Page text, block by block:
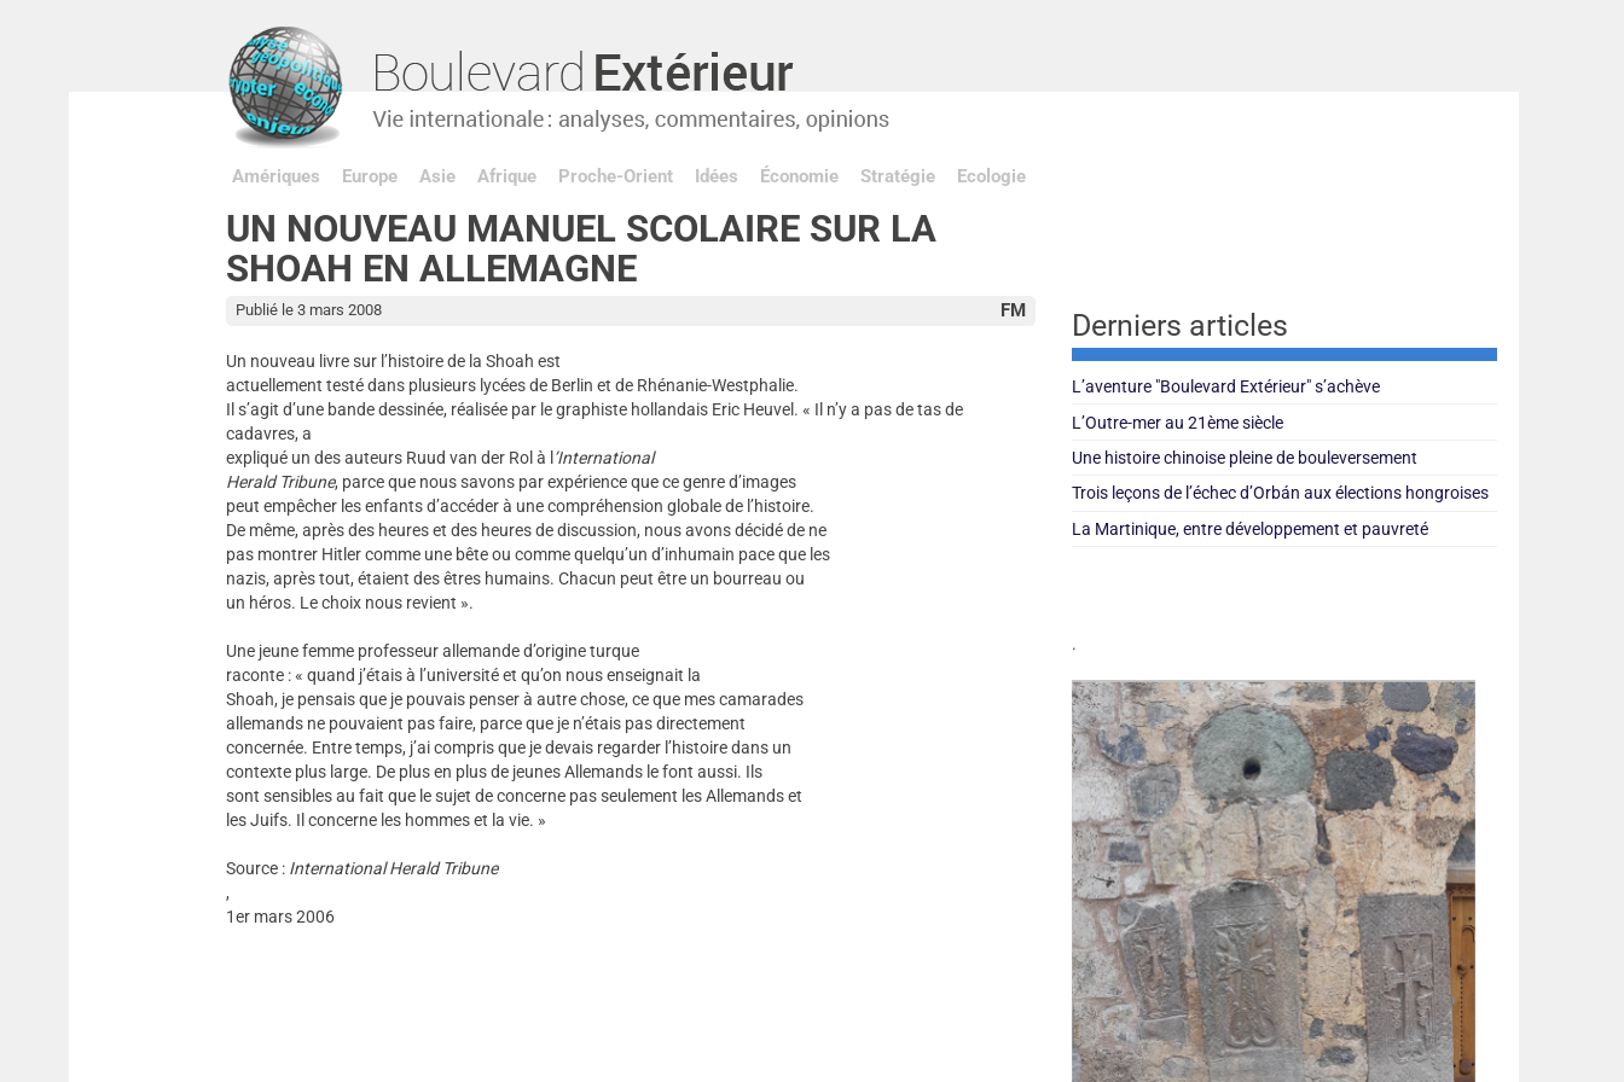
Amériques Europe Asie Afrique Proche-Orient Idées Économie Stratégie Ecologie
UN NOUVEAU MANUEL SCOLAIRE SUR LA
SHOAH EN ALLEMAGNE
FM
Publié le 3 mars 2008
Un nouveau livre sur l’histoire de la Shoah est
actuellement testé dans plusieurs lycées de Berlin et de Rhénanie-Westphalie.
Il s’agit d’une bande dessinée, réalisée par le graphiste hollandais Eric Heuvel. « Il n’y a pas de tas de
cadavres, a
expliqué un des auteurs Ruud van der Rol à l ’International
Herald Tribune, parce que nous savons par expérience que ce genre d’images
peut empêcher les enfants d’accéder à une compréhension globale de l’histoire.
De même, après des heures et des heures de discussion, nous avons décidé de ne
pas montrer Hitler comme une bête ou comme quelqu’un d’inhumain pace que les
nazis, après tout, étaient des êtres humains. Chacun peut être un bourreau ou
un héros. Le choix nous revient ».
Une jeune femme professeur allemande d’origine turque
raconte : « quand j’étais à l’université et qu’on nous enseignait la
Shoah, je pensais que je pouvais penser à autre chose, ce que mes camarades
allemands ne pouvaient pas faire, parce que je n’étais pas directement
concernée. Entre temps, j’ai compris que je devais regarder l’histoire dans un
contexte plus large. De plus en plus de jeunes Allemands le font aussi. Ils
sont sensibles au fait que le sujet de concerne pas seulement les Allemands et
les Juifs. Il concerne les hommes et la vie. »
Source : International Herald Tribune
,
1er mars 2006
Derniers articles
L’aventure "Boulevard Extérieur" s’achève
L’Outre-mer au 21ème siècle
Une histoire chinoise pleine de bouleversement
Trois leçons de l’échec d’Orbán aux élections hongroises
La Martinique, entre développement et pauvreté
.